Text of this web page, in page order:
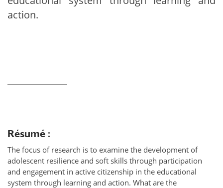
action.
Résumé :
The focus of research is to examine the development of
adolescent resilience and soft skills through participation
and engagement in active citizenship in the educational
system through learning and action. What are the